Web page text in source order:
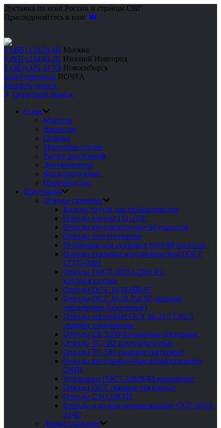
Доставка по всей России и странам СНГ
Присоединяйтесь к нам:
8 (495) 134-31-00 Москва
8 (831) 214-01-01 Нижний Новгород
8 (383) 325-31-74 Новосибирск
mail@rgprom.ru ПОЧТА
Заказать звонок
Обратный звонок
О нас
Новости
Вакансии
Отзывы
Марочник сталей
Расчет расстояний
Документация
Фото продукции
Производство
Продукция
Отводы стальные
Колено гнутое для трубопроводов
Отводы гнутые ГО и ОГ
Отводы крутоизогнутые 90 градусов
Отводы толстостенные
Угольники для стальных труб 90 градусов
Отводы стальные крутоизогнутые ГОСТ
17375-2001
Отводы ГОСТ 30753-2001 R1
крутоизогнутые
Отводы ОСТ 34.10.699-97
Отводы ОСТ 34.10.752-97 сварные
секционные (секторные)
Отводы секторные ОСТ 36-21-77 R1.5
сварные секционные
Отводы СК 2109-92 сварные секторные
Отводы ТС-582 крутоизогнутые
Отводы ТС-583 сварные секторные
Отводы крутоизогнутые штампосварные
ОКШ
Угольники ГОСТ 22820-83 приварные
Отводы ОСТ сварные секторные
Отводы СТО ЦКТИ
Отводы и колена штампованные ОСТ 26-01-
22-82
Днища стальные